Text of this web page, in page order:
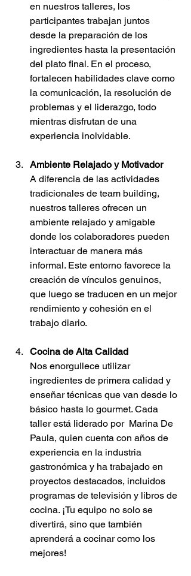
en nuestros talleres, los
participantes trabajan juntos
desde la preparación de los
ingredientes hasta la presentación
del plato final. En el proceso,
fortalecen habilidades clave como
la comunicación, la resolución de
problemas y el liderazgo, todo
mientras disfrutan de una
experiencia inolvidable.
Ambiente Relajado y Motivador
A diferencia de las actividades
tradicionales de team building,
nuestros talleres ofrecen un
ambiente relajado y amigable
donde los colaboradores pueden
interactuar de manera más
informal. Este entorno favorece la
creación de vínculos genuinos,
que luego se traducen en un mejor
rendimiento y cohesión en el
trabajo diario.
Cocina de Alta Calidad
Nos enorgullece utilizar
ingredientes de primera calidad y
enseñar técnicas que van desde lo
básico hasta lo gourmet. Cada
taller está liderado por  Marina De
Paula, quien cuenta con años de
experiencia en la industria
gastronómica y ha trabajado en
proyectos destacados, incluidos
programas de televisión y libros de
cocina. ¡Tu equipo no solo se
divertirá, sino que también
aprenderá a cocinar como los
mejores!